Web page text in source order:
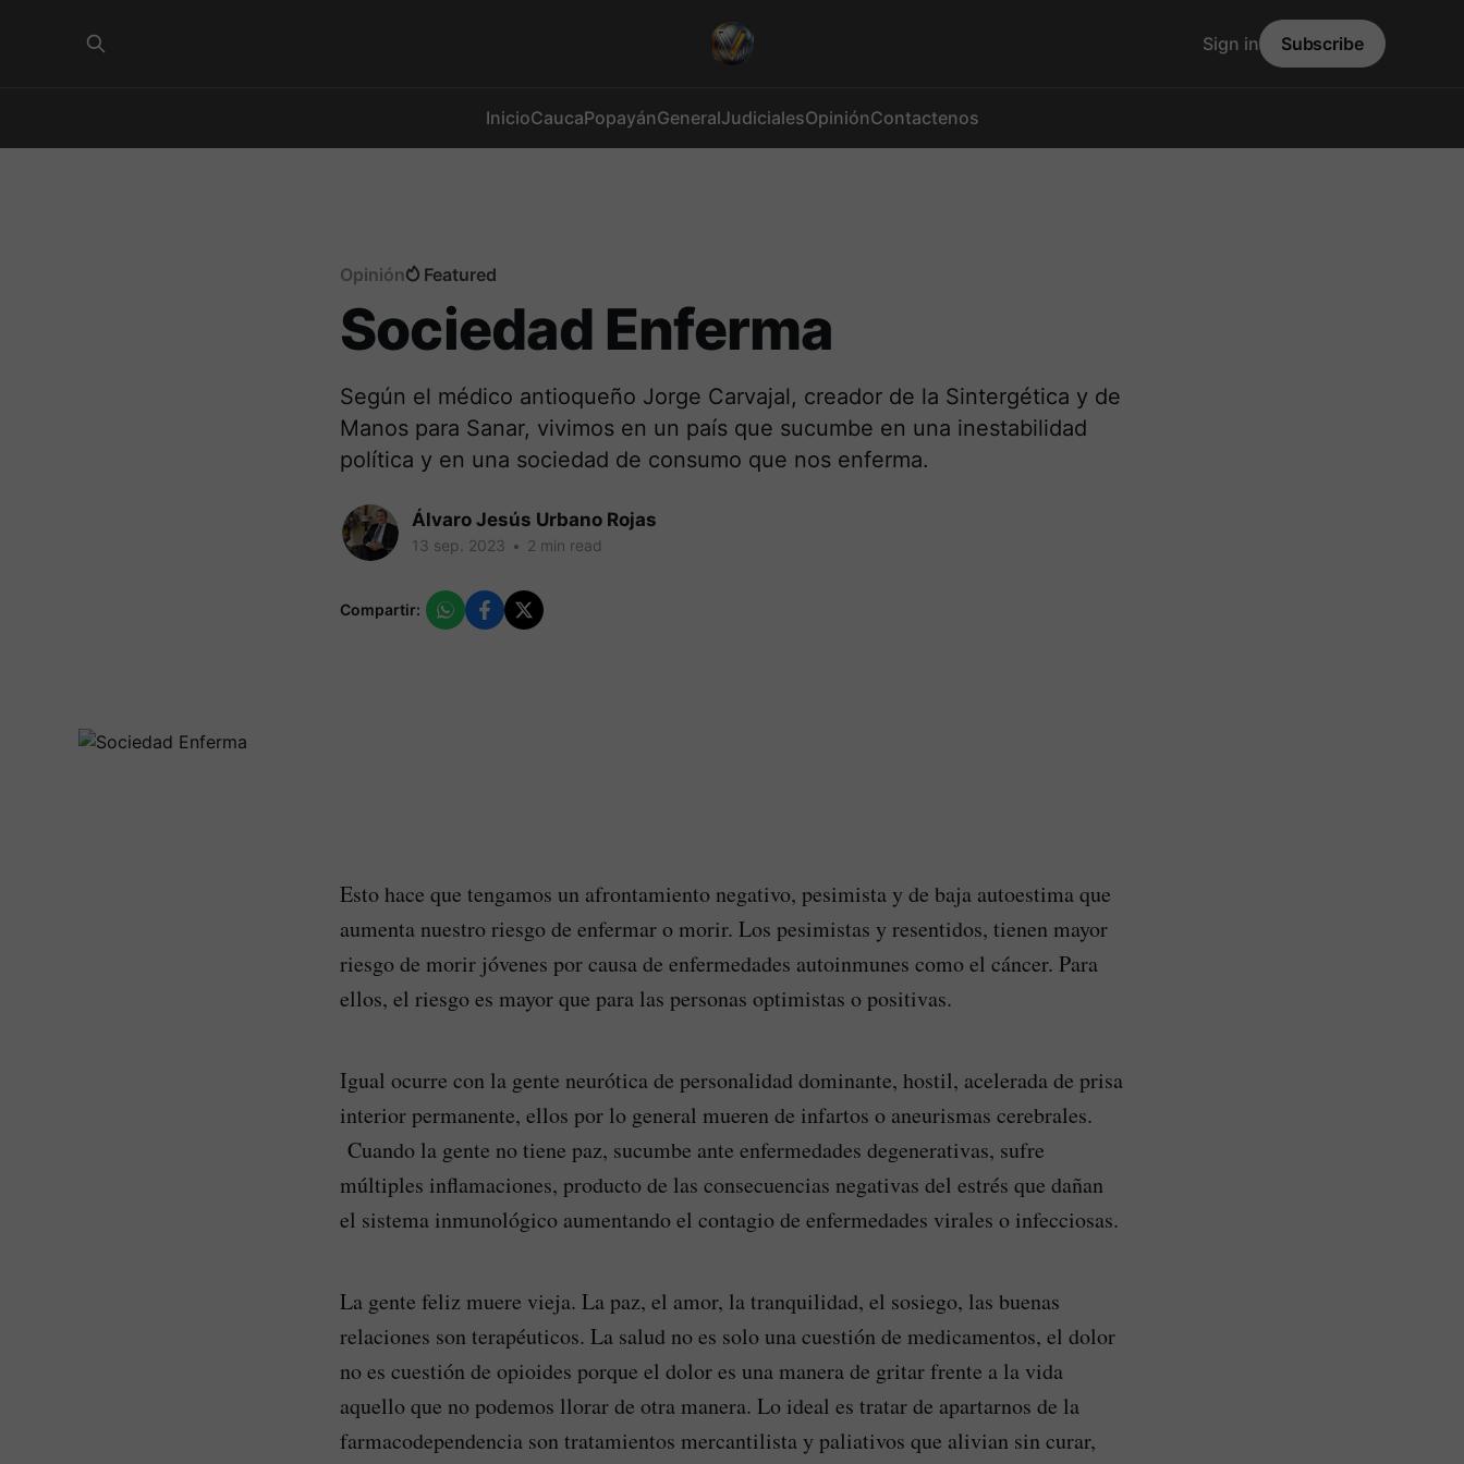
InicioCaucaPopayánGeneralJudicialesOpiniónContactenos
Sign in Subscribe
Opinión Featured
Sociedad Enferma
Según el médico antioqueño Jorge Carvajal, creador de la Sintergética y de
Manos para Sanar, vivimos en un país que sucumbe en una inestabilidad
política y en una sociedad de consumo que nos enferma.
Álvaro Jesús Urbano Rojas
13 sep. 2023 • 2 min read
Compartir:
Esto hace que tengamos un afrontamiento negativo, pesimista y de baja autoestima que
aumenta nuestro riesgo de enfermar o morir. Los pesimistas y resentidos, tienen mayor
riesgo de morir jóvenes por causa de enfermedades autoinmunes como el cáncer. Para
ellos, el riesgo es mayor que para las personas optimistas o positivas.
Igual ocurre con la gente neurótica de personalidad dominante, hostil, acelerada de prisa
interior permanente, ellos por lo general mueren de infartos o aneurismas cerebrales.
Cuando la gente no tiene paz, sucumbe ante enfermedades degenerativas, sufre
múltiples inflamaciones, producto de las consecuencias negativas del estrés que dañan
el sistema inmunológico aumentando el contagio de enfermedades virales o infecciosas.
La gente feliz muere vieja. La paz, el amor, la tranquilidad, el sosiego, las buenas
relaciones son terapéuticos. La salud no es solo una cuestión de medicamentos, el dolor
no es cuestión de opioides porque el dolor es una manera de gritar frente a la vida
aquello que no podemos llorar de otra manera. Lo ideal es tratar de apartarnos de la
farmacodependencia son tratamientos mercantilista y paliativos que alivian sin curar,